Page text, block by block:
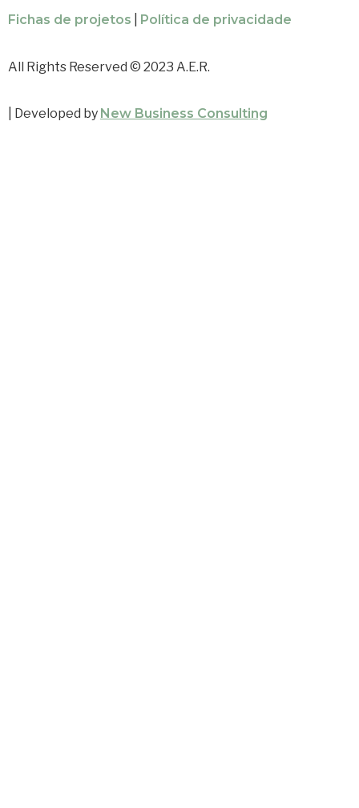
Fichas de projetos Política de privacidade
All Rights Reserved © 2023 A.E.R.
| Developed by New Business Consulting